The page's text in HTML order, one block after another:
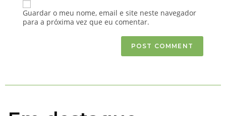
Guardar o meu nome, email e site neste navegador
para a próxima vez que eu comentar.